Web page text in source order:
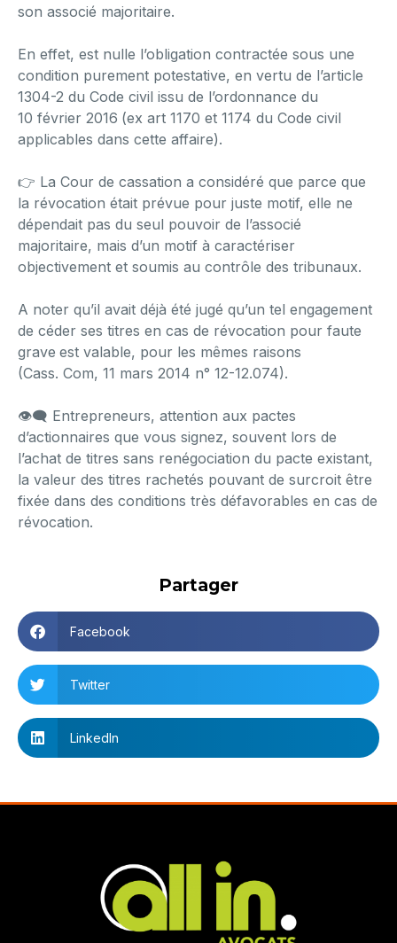
son associé majoritaire.
En effet, est nulle l’obligation contractée sous une
condition purement potestative, en vertu de l’article
1304-2 du Code civil issu de l’ordonnance du
10 février 2016 (ex art 1170 et 1174 du Code civil
applicables dans cette affaire).
👉 La Cour de cassation a considéré que parce que
la révocation était prévue pour juste motif, elle ne
dépendait pas du seul pouvoir de l’associé
majoritaire, mais d’un motif à caractériser
objectivement et soumis au contrôle des tribunaux.
A noter qu’il avait déjà été jugé qu’un tel engagement
de céder ses titres en cas de révocation pour faute
grave est valable, pour les mêmes raisons
(Cass. Com, 11 mars 2014 n° 12-12.074).
👁‍🗨 Entrepreneurs, attention aux pactes
d’actionnaires que vous signez, souvent lors de
l’achat de titres sans renégociation du pacte existant,
la valeur des titres rachetés pouvant de surcroit être
fixée dans des conditions très défavorables en cas de
révocation.
Partager
Facebook
Twitter
LinkedIn